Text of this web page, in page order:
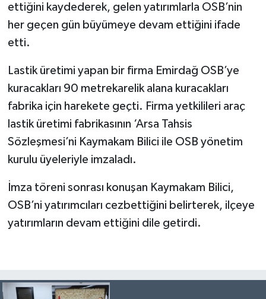
ettiğini kaydederek, gelen yatırımlarla OSB’nin
her geçen gün büyümeye devam ettiğini ifade
etti.
Lastik üretimi yapan bir firma Emirdağ OSB’ye
kuracakları 90 metrekarelik alana kuracakları
fabrika için harekete geçti. Firma yetkilileri araç
lastik üretimi fabrikasının ‘Arsa Tahsis
Sözleşmesi’ni Kaymakam Bilici ile OSB yönetim
kurulu üyeleriyle imzaladı.
İmza töreni sonrası konuşan Kaymakam Bilici,
OSB’ni yatırımcıları cezbettiğini belirterek, ilçeye
yatırımların devam ettiğini dile getirdi.